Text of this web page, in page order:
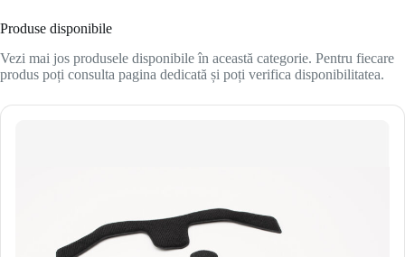
Produse disponibile
Vezi mai jos produsele disponibile în această categorie. Pentru fiecare
produs poți consulta pagina dedicată și poți verifica disponibilitatea.